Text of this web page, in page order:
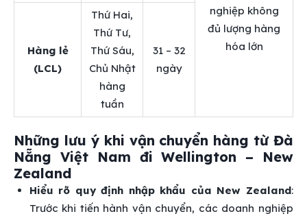
nghiệp không
đủ lượng hàng
hóa lớn
Hàng lẻ
(LCL)
Thứ Hai,
Thứ Tư,
Thứ Sáu,
Chủ Nhật
hàng
tuần
31 – 32
ngày
Những lưu ý khi vận chuyển hàng từ Đà
Nẵng Việt Nam đi Wellington – New
Zealand
Hiểu rõ quy định nhập khẩu của New Zealand:
Trước khi tiến hành vận chuyển, các doanh nghiệp